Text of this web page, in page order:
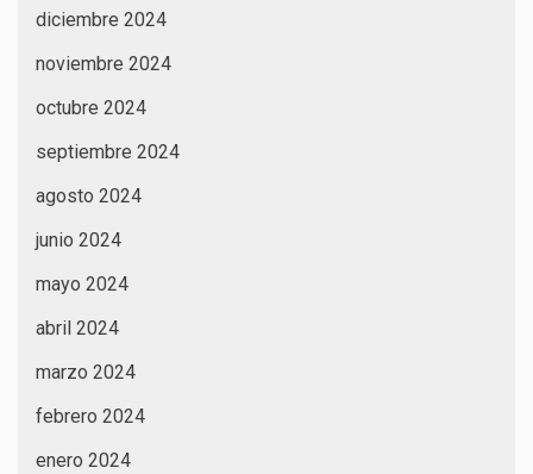
diciembre 2024
noviembre 2024
octubre 2024
septiembre 2024
agosto 2024
junio 2024
mayo 2024
abril 2024
marzo 2024
febrero 2024
enero 2024